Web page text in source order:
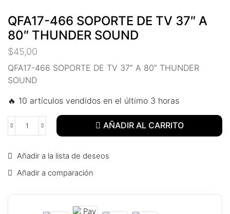
QFA17-466 SOPORTE DE TV 37″ A
80″ THUNDER SOUND
$45,00
QFA17-466 SOPORTE DE TV 37″ A 80″ THUNDER
SOUND
🔥 10 artículos vendidos en el último 3 horas
AÑADIR AL CARRITO
Añadir a la lista de deseos
Añadir a comparación